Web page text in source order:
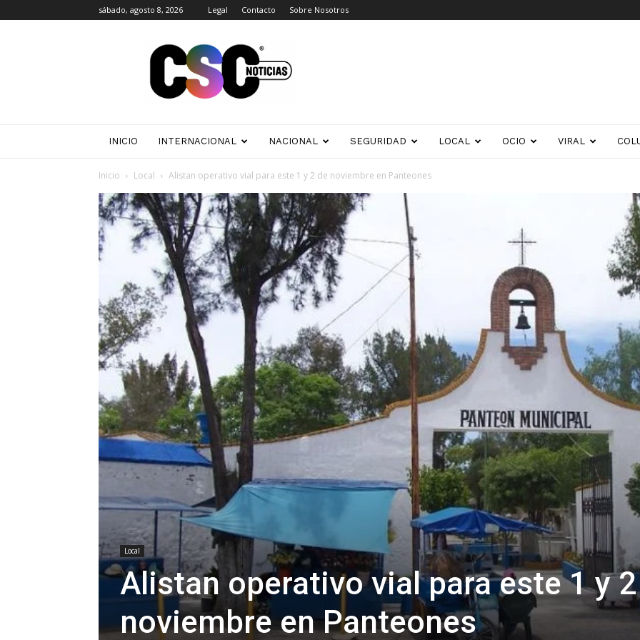
sábado, agosto 8, 2026 Legal Contacto Sobre Nosotros
Noticias
INICIO INTERNACIONAL NACIONAL SEGURIDAD LOCAL OCIO VIRAL
Inicio Local Alistan operativo vial para este 1 y 2 de noviembre en Panteones
Local
Alistan operativo vial para este 1 y
noviembre en Panteones